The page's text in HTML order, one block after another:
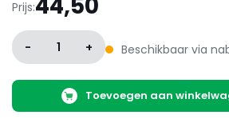
Prijs:
- 1 + Beschikbaar via
Toevoegen aan